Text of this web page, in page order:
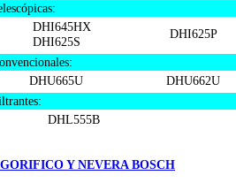
DHI645HX
DHI625S
DHI625P
DHU665U
DHU662U
DHL555B
Y NEVERA BOSCH